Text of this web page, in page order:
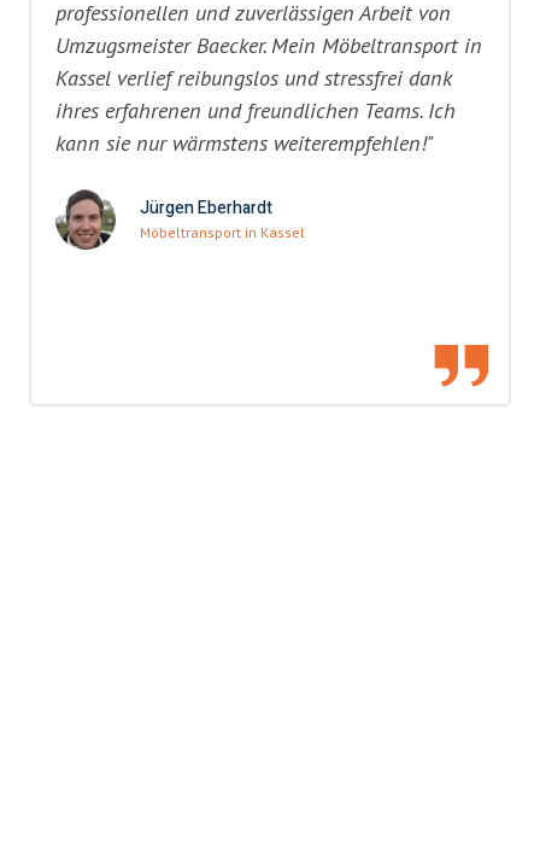
professionellen und zuverlässigen Arbeit von
Umzugsmeister Baecker. Mein Möbeltransport in
Kassel verlief reibungslos und stressfrei dank
ihres erfahrenen und freundlichen Teams. Ich
kann sie nur wärmstens weiterempfehlen!"
Jürgen Eberhardt
Möbeltransport in Kassel